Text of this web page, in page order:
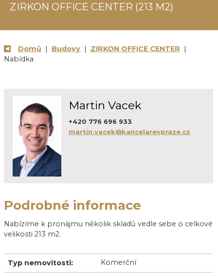
ZIRKON OFFICE CENTER (213 M2)
Domů | Budovy| ZIRKON OFFICE CENTER |
Nabídka
Martin Vacek
+420 776 696 933
martin.vacek@kancelarevpraze.cz
Podrobné informace
Nabízíme k pronájmu několik skladů vedle sebe o celkové
velikosti 213 m2.
Typ nemovitosti: Komerční